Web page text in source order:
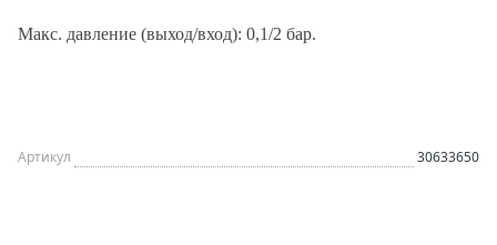
Макс. давление (выход/вход): 0,1/2 бар.
Артикул 30633650